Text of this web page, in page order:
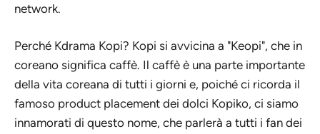
network.
Perché Kdrama Kopi? Kopi si avvicina a "Keopi", che in
coreano significa caffè. Il caffè è una parte importante
della vita coreana di tutti i giorni e, poiché ci ricorda il
famoso product placement dei dolci Kopiko, ci siamo
innamorati di questo nome, che parlerà a tutti i fan dei